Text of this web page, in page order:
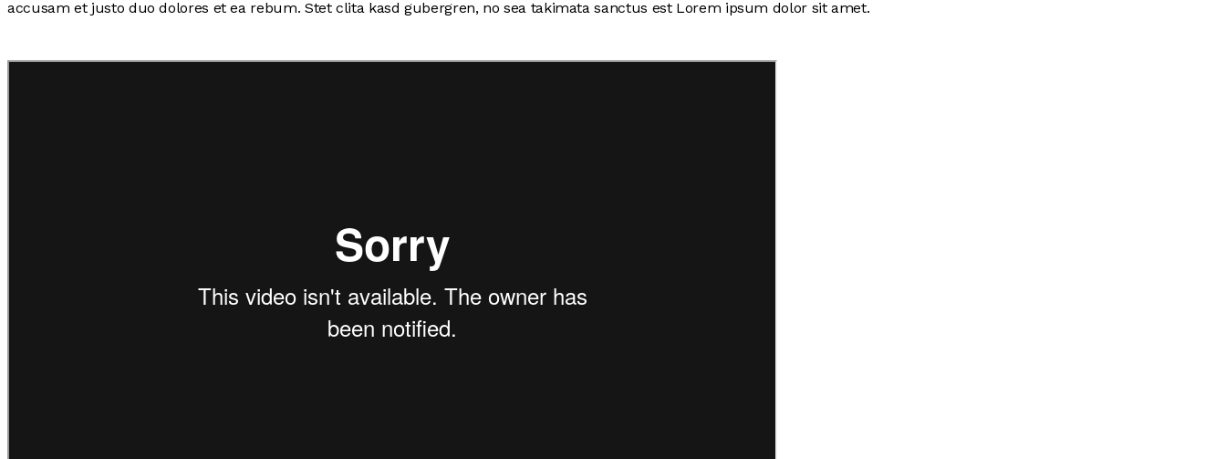
accusam et justo duo dolores et ea rebum. Stet clita kasd gubergren, no sea takimata sanctus est Lorem ipsum dolor sit amet.